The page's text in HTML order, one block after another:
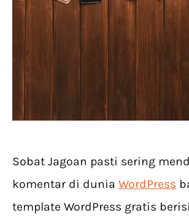
Sobat Jagoan pasti sering
komentar di dunia WordPress
template WordPress gratis